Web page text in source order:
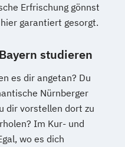
Erfrischung gönnst
garantiert gesorgt.
studieren
es dir angetan? Du
Nürnberger
dir vorstellen dort zu
Im Kur- und
wo es dich